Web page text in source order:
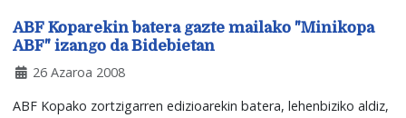
ABF Koparekin batera gazte mailako "Minikopa
ABF" izango da Bidebietan
26 Azaroa 2008
ABF Kopako zortzigarren edizioarekin batera, lehenbiziko aldiz,